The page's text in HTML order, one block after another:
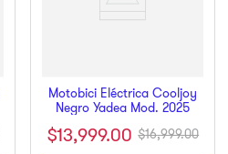
Motobici Eléctrica Cooljoy
Negro Yadea Mod. 2025
$13,999.00 $16,999.00